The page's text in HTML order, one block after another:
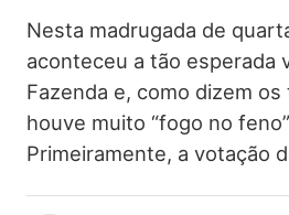
Nesta madrugada de
aconteceu a tão esperada
Fazenda e, como dizem
houve muito “fogo no
Primeiramente, a votação